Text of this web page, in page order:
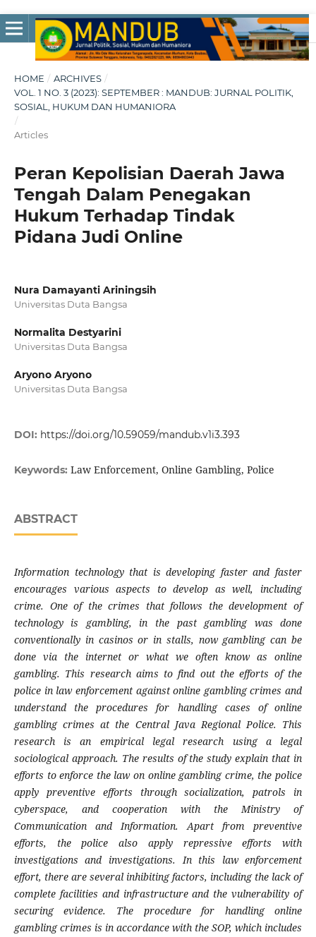
HOME / ARCHIVES /
VOL. 1 NO. 3 (2023): SEPTEMBER : MANDUB: JURNAL POLITIK,
SOSIAL, HUKUM DAN HUMANIORA
/
Articles
Peran Kepolisian Daerah Jawa
Tengah Dalam Penegakan
Hukum Terhadap Tindak
Pidana Judi Online
Nura Damayanti Ariningsih
Universitas Duta Bangsa
Normalita Destyarini
Universitas Duta Bangsa
Aryono Aryono
Universitas Duta Bangsa
DOI: https://doi.org/10.59059/mandub.v1i3.393
Keywords: Law Enforcement, Online Gambling, Police
ABSTRACT
Information technology that is developing faster and faster
encourages various aspects to develop as well, including
crime. One of the crimes that follows the development of
technology is gambling, in the past gambling was done
conventionally in casinos or in stalls, now gambling can be
done via the internet or what we often know as online
gambling. This research aims to find out the efforts of the
police in law enforcement against online gambling crimes and
understand the procedures for handling cases of online
gambling crimes at the Central Java Regional Police. This
research is an empirical legal research using a legal
sociological approach. The results of the study explain that in
efforts to enforce the law on online gambling crime, the police
apply preventive efforts through socialization, patrols in
cyberspace, and cooperation with the Ministry of
Communication and Information. Apart from preventive
efforts, the police also apply repressive efforts with
investigations and investigations. In this law enforcement
effort, there are several inhibiting factors, including the lack of
complete facilities and infrastructure and the vulnerability of
securing evidence. The procedure for handling online
gambling crimes is in accordance with the SOP, which includes